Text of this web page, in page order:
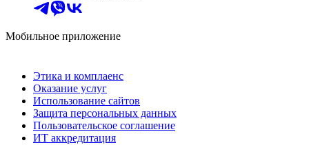
Мобильное приложение
Этика и комплаенс
Оказание услуг
Использование сайтов
Защита персональных данных
Пользовательское соглашение
ИТ аккредитация